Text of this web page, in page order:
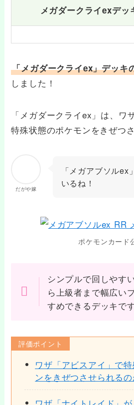
メガダークライexデッ
「メガダークライex」デッ
しました！
「メガダークライex」は、ワ
特殊状態のポケモンをきぜつ
だがや嫁
「メガアブソルex
いるね！
ポケモンカード
シンプルで回しやす
ら上級者まで幅広い
すめできるデッキで
評価ポイント
ワザ「アビスアイ」で
ンをきぜつさせられるの